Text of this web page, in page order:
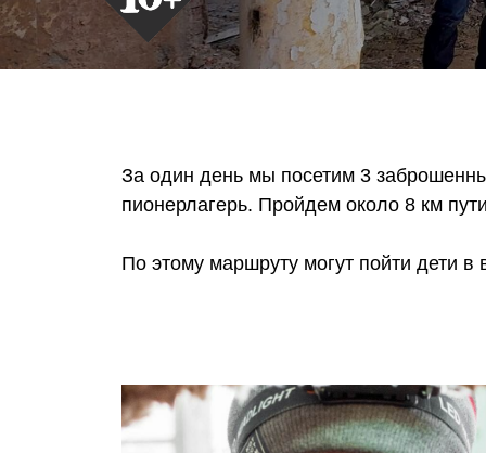
За один день мы посетим 3
пионерлагерь. Пройдем около 8 км
По этому маршруту могут пойти дети в